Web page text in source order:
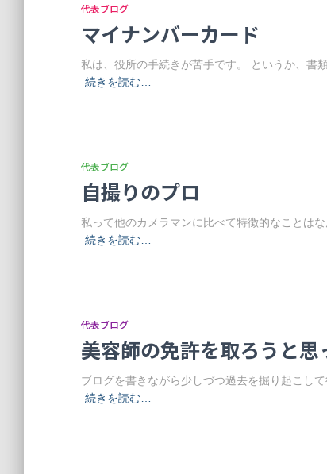
代表ブログ
マイナンバーカード
私は、役所の手続きが苦手です。 というか、書
続きを読む…
代表ブログ
自撮りのプロ
私って他のカメラマンに比べて特徴的なことは
続きを読む…
代表ブログ
美容師の免許を取ろうと思
ブログを書きながら少しづつ過去を掘り起こし
続きを読む…